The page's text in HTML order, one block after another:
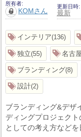
所有者
KOMさん
更新日時
最新
インテリア 136
独立 55 名古
ブランディング 8
設計 2
ブランディング&デザ
ディングプロジェク
としての考え方など